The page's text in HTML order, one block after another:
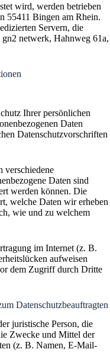
wird, werden betrieben
55411 Bingen am Rhein.
Servern, die
netwerk, Hahnweg 61a,
Ihrer persönlichen
Daten
Datenschutzvorschriften
verschiedene
Daten sind
werden können. Die
welche Daten wir erheben
wie und zu welchem
im Internet (z. B.
aufweisen
dem Zugriff durch Dritte
Datenschutzbeauftragten
juristische Person, die
Zwecke und Mittel der
(z. B. Namen, E-Mail-